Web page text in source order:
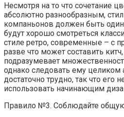
Несмотря на то что сочетание
абсолютно разнообразным,
компаньонов должен быть
будут хорошо смотреться
стиле ретро, современные – с
разве что может составить
подразумевает
однако следовать ему целиком
достаточно трудно, так что его
использовать начинающим
Правило №3. Соблюдайте